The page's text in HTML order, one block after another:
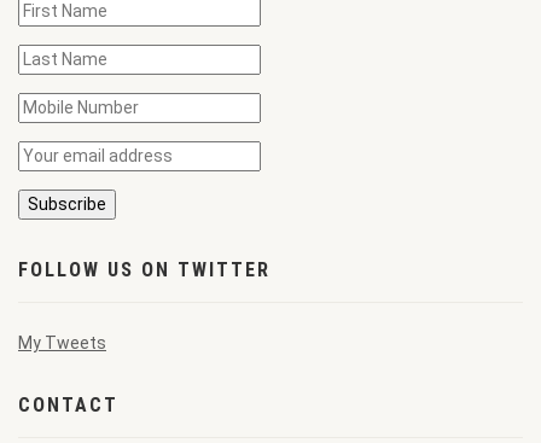
FOLLOW US ON TWITTER
My Tweets
CONTACT